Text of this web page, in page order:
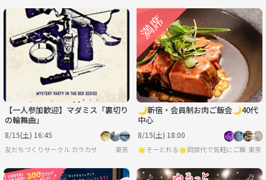
【一人参加歓迎】マダミス「裏切り
の輪舞曲」
8/15(土) 16:45
友だちづくりサークル カラカサ 東京
🌙新宿・会員制お肉ご飯会🌙40代
中心
8/15(土) 18:00
🌟そーとれる🌟同世代で気軽にご飯会東京